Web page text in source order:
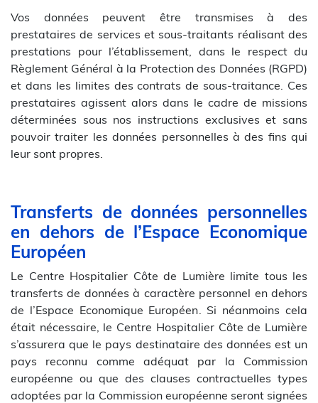
Vos données peuvent être transmises à des
prestataires de services et sous-traitants réalisant des
prestations pour l’établissement, dans le respect du
Règlement Général à la Protection des Données (RGPD)
et dans les limites des contrats de sous-traitance. Ces
prestataires agissent alors dans le cadre de missions
déterminées sous nos instructions exclusives et sans
pouvoir traiter les données personnelles à des fins qui
leur sont propres.
Transferts de données personnelles
en dehors de l’Espace Economique
Européen
Le Centre Hospitalier Côte de Lumière limite tous les
transferts de données à caractère personnel en dehors
de l’Espace Economique Européen. Si néanmoins cela
était nécessaire, le Centre Hospitalier Côte de Lumière
s’assurera que le pays destinataire des données est un
pays reconnu comme adéquat par la Commission
européenne ou que des clauses contractuelles types
adoptées par la Commission européenne seront signées